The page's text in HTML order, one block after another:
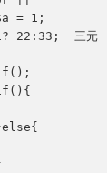
= 1;
22:33;  三元